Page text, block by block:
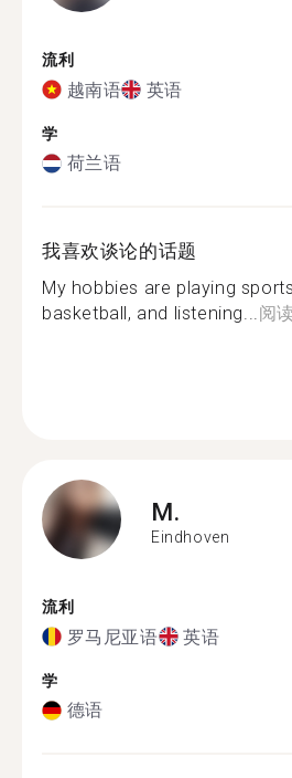
流利
越南语 英语
学
荷兰语
我喜欢谈论的话题
My hobbies are playing
basketball, and listening...阅
M.
Eindhoven
流利
罗马尼亚语 英语
学
德语